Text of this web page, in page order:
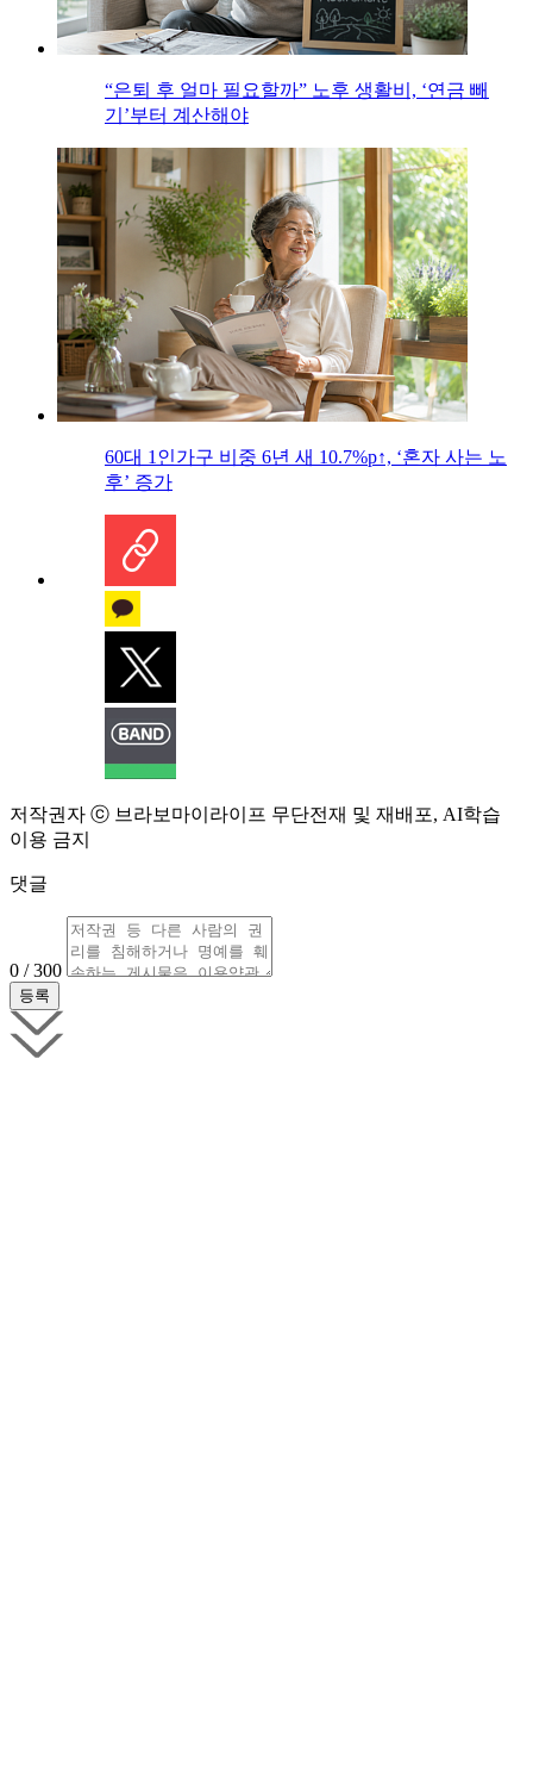
“은퇴 후 얼마 필요할까” 노후 생활비, ‘연금 빼
기’부터 계산해야
60대 1인가구 비중 6년 새 10.7%p↑, ‘혼자 사는 노
후’ 증가
저작권자 ⓒ 브라보마이라이프 무단전재 및 재배포, AI학습
이용 금지
댓글
0 / 300